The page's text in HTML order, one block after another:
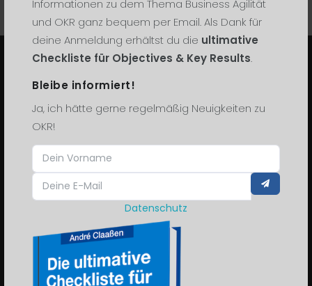
Informationen zu dem Thema Business Agilität
und OKR ganz bequem per Email. Als Dank für
deine Anmeldung erhältst du die ultimative
Checkliste für Objectives & Key Results.
Bleibe informiert!
Ja, ich hätte gerne regelmäßig Neuigkeiten zu
OKR!
Datenschutz
STRATEGIEFREIGABE
Ich helfe Kommunen und Verwaltungen,
strategische Ziele haushaltsfest zu
machen. OKR + WiBe – damit aus
Wünschen Beschlüsse werden.
KOMMEN WIR INS GESPRÄCH.
WISSEN